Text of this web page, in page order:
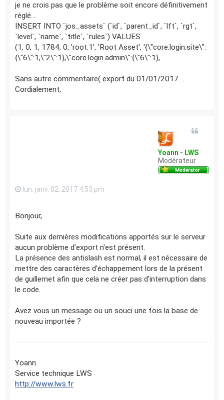
je ne crois pas que le problème soit encore définitivement
réglé....
INSERT INTO `jos_assets` (`id`, `parent_id`, `lft`, `rgt`,
`level`, `name`, `title`, `rules`) VALUES
(1, 0, 1, 1784, 0, 'root.1', 'Root Asset', '{\"core.login.site\":
{\"6\":1,\"2\":1},\"core.login.admin\":{\"6\":1},
Sans autre commentaire( export du 01/01/2017....
Cordialement,
Yoann - LWS
Modérateur
lun. janv. 02, 2017 4:53 pm
Bonjour,
Suite aux dernières modifications apportés sur le serveur
aucun problème d'export n'est présent.
La présence des antislash est normal, il est nécessaire de
mettre des caractères d'échappement lors de la présent
de guillemet afin que cela ne créer pas d'interruption dans
le code.
Avez vous un message ou un souci une fois la base de
nouveau importée ?
Yoann
Service technique LWS
http://www.lws.fr